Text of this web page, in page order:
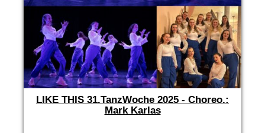
LIKE THIS 31.TanzWoche 2025 - Choreo.:
Mark Karlas